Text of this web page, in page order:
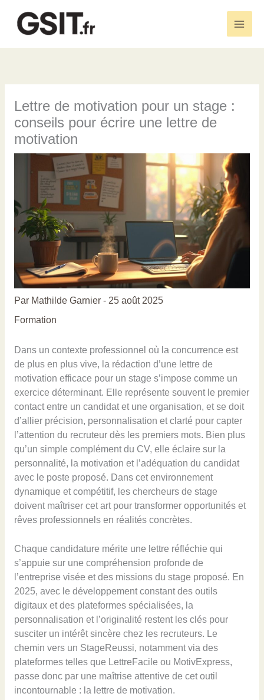
contenu
Main
Lettre de motivation pour un stage :
conseils pour écrire une lettre de
motivation
Par Mathilde Garnier - 25 août 2025
Formation
Dans un contexte professionnel où la concurrence est
de plus en plus vive, la rédaction d’une lettre de
motivation efficace pour un stage s’impose comme un
exercice déterminant. Elle représente souvent le premier
contact entre un candidat et une organisation, et se doit
d’allier précision, personnalisation et clarté pour capter
l’attention du recruteur dès les premiers mots. Bien plus
qu’un simple complément du CV, elle éclaire sur la
personnalité, la motivation et l’adéquation du candidat
avec le poste proposé. Dans cet environnement
dynamique et compétitif, les chercheurs de stage
doivent maîtriser cet art pour transformer opportunités et
rêves professionnels en réalités concrètes.
Chaque candidature mérite une lettre réfléchie qui
s’appuie sur une compréhension profonde de
l’entreprise visée et des missions du stage proposé. En
2025, avec le développement constant des outils
digitaux et des plateformes spécialisées, la
personnalisation et l’originalité restent les clés pour
susciter un intérêt sincère chez les recruteurs. Le
chemin vers un StageReussi, notamment via des
plateformes telles que LettreFacile ou MotivExpress,
passe donc par une maîtrise attentive de cet outil
incontournable : la lettre de motivation.